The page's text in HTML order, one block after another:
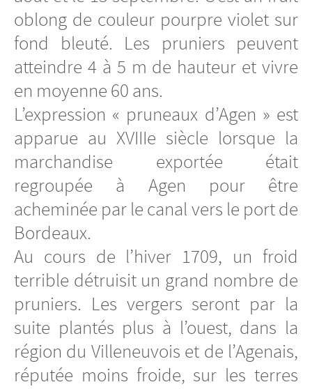
oblong de couleur pourpre violet sur
fond bleuté. Les pruniers peuvent
atteindre 4 à 5 m de hauteur et vivre
en moyenne 60 ans.
L’expression « pruneaux d’Agen » est
apparue au XVIIIe siècle lorsque la
marchandise exportée était
regroupée à Agen pour être
acheminée par le canal vers le port de
Bordeaux.
Au cours de l’hiver 1709, un froid
terrible détruisit un grand nombre de
pruniers. Les vergers seront par la
suite plantés plus à l’ouest, dans la
région du Villeneuvois et de l’Agenais,
réputée moins froide, sur les terres